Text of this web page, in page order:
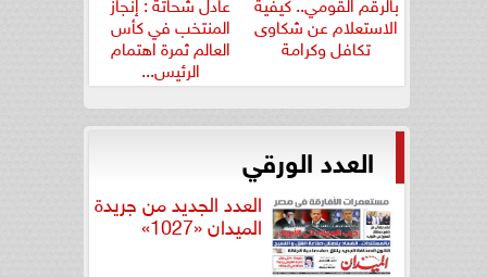
الاستعلام عن شكاوى
تكافل وكرامة
المنتخب في كأس
العالم ثمرة اهتمام
الرئيس...
العدد الورقي
العدد الجديد من جريدة
الميدان «1027»